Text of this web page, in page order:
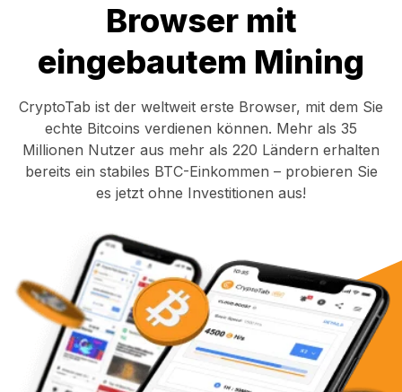
Browser mit
eingebautem Mining
CryptoTab ist der weltweit erste Browser, mit dem Sie
echte Bitcoins verdienen können. Mehr als 35
Millionen Nutzer aus mehr als 220 Ländern erhalten
bereits ein stabiles BTC-Einkommen – probieren Sie
es jetzt ohne Investitionen aus!